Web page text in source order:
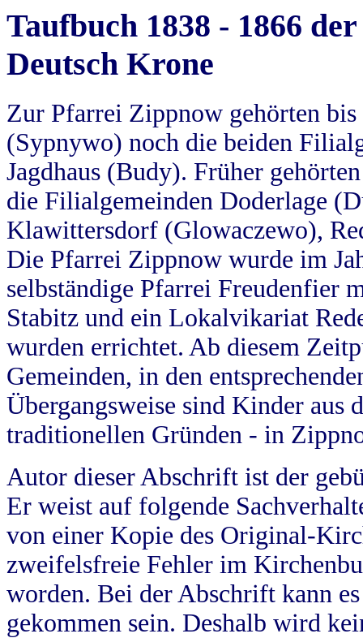
Taufbuch 1838 - 1866
Deutsch Krone
Zur Pfarrei Zippnow gehörten
(Sypnywo) noch die beiden
Jagdhaus (Budy). Früher
die Filialgemeinden Doderlage
Klawittersdorf (Glowaczewo),
Die Pfarrei Zippnow wurde im
selbständige Pfarrei Freudenfier
Stabitz und ein Lokalvikariat
wurden errichtet. Ab diesem
Gemeinden, in den
Übergangsweise sind Kinder aus
traditionellen Gründen - in
Autor dieser Abschrift ist der
Er weist auf folgende
von einer Kopie des Original-
zweifelsfreie Fehler im
worden. Bei der Abschrift kann
gekommen sein. Deshalb wird